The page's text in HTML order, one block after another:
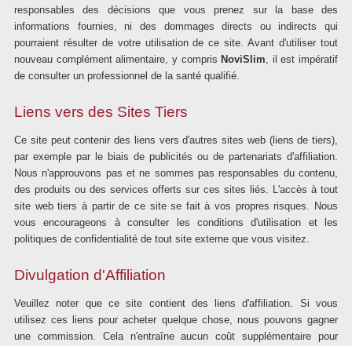
responsables des décisions que vous prenez sur la base des
informations fournies, ni des dommages directs ou indirects qui
pourraient résulter de votre utilisation de ce site. Avant d'utiliser tout
nouveau complément alimentaire, y compris NoviSlim, il est impératif
de consulter un professionnel de la santé qualifié.
Liens vers des Sites Tiers
Ce site peut contenir des liens vers d'autres sites web (liens de tiers),
par exemple par le biais de publicités ou de partenariats d'affiliation.
Nous n'approuvons pas et ne sommes pas responsables du contenu,
des produits ou des services offerts sur ces sites liés. L'accès à tout
site web tiers à partir de ce site se fait à vos propres risques. Nous
vous encourageons à consulter les conditions d'utilisation et les
politiques de confidentialité de tout site externe que vous visitez.
Divulgation d'Affiliation
Veuillez noter que ce site contient des liens d'affiliation. Si vous
utilisez ces liens pour acheter quelque chose, nous pouvons gagner
une commission. Cela n'entraîne aucun coût supplémentaire pour